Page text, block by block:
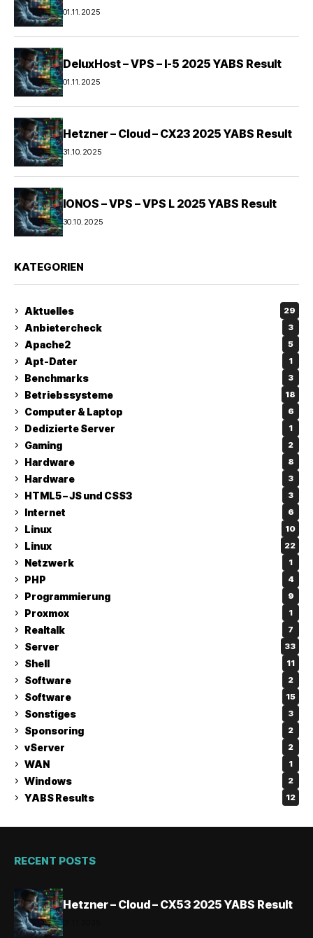
01.11.2025
DeluxHost – VPS – I-5 2025 YABS Result
01.11.2025
Hetzner – Cloud – CX23 2025 YABS Result
31.10.2025
IONOS – VPS – VPS L 2025 YABS Result
30.10.2025
KATEGORIEN
Aktuelles 29
Anbietercheck 3
Apache2 5
Apt-Dater 1
Benchmarks 3
Betriebssysteme 18
Computer & Laptop 6
Dedizierte Server 1
Gaming 2
Hardware 8
Hardware 3
HTML5 – JS und CSS3 3
Internet 6
Linux 10
Linux 22
Netzwerk 1
PHP 4
Programmierung 9
Proxmox 1
Realtalk 7
Server 33
Shell 11
Software 2
Software 15
Sonstiges 3
Sponsoring 2
vServer 2
WAN 1
Windows 2
YABS Results 12
RECENT POSTS
Hetzner – Cloud – CX53 2025 YABS Result